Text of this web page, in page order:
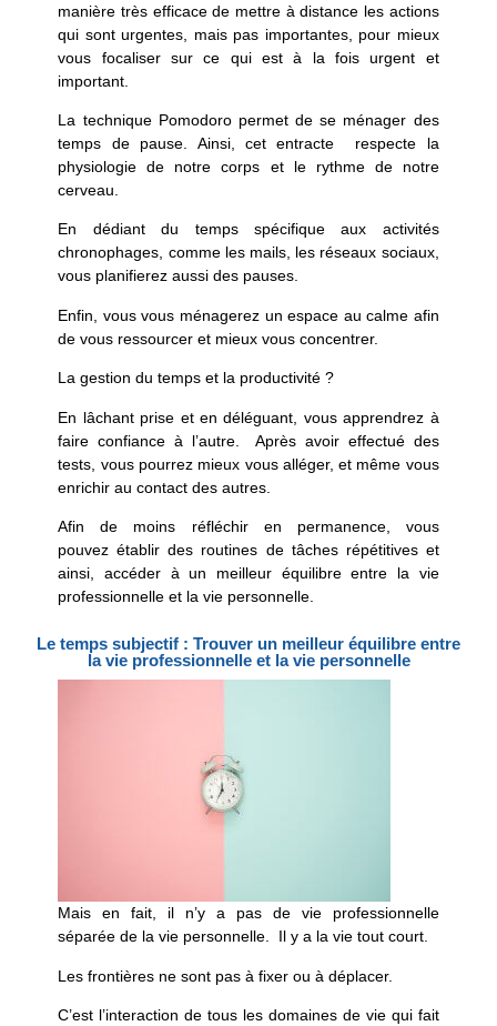
manière très efficace de mettre à distance les actions
qui sont urgentes, mais pas importantes, pour mieux
vous focaliser sur ce qui est à la fois urgent et
important.
La technique Pomodoropermet de se ménager des
temps de pause. Ainsi, cet entracte respecte la
physiologie de notre corps et le rythme de notre
cerveau.
En dédiant du temps spécifique aux activités
chronophages, comme les mails, les réseaux sociaux,
vous planifierez aussi des pauses.
Enfin, vous vous ménagerez un espace au calme afin
de vous ressourcer et mieux vous concentrer.
La gestion du temps et la productivité ?
En lâchant prise et en déléguant , vous apprendrez à
faire confiance à l’autre. Après avoir effectué des
tests, vous pourrez mieux vous alléger, et même vous
enrichir au contact des autres.
Afin de moins réfléchir en permanence, vous
pouvez établir des routines de tâches répétitives et
ainsi, accéder à un meilleur équilibre entre la vie
professionnelle et la vie personnelle.
Le temps subjectif : Trouver un meilleur équilibre entre
la vie professionnelle et la vie personnelle
Mais en fait, il n’y a pas de vie professionnelle
séparée de la vie personnelle. Il y a la vie tout court.
Les frontières ne sont pas à fixer ou à déplacer.
C’est l’interaction de tous les domaines de vie qui fait